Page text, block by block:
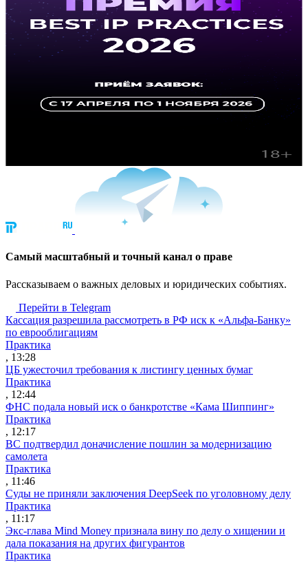
Cамый масштабный и точный канал о праве
Рассказываем о важных деловых и юридических событиях.
Перейти в Telegram
Кассация разрешила рассмотреть в РФ иск к «Альфа-Банку»
по еврооблигациям
Практика
, 13:28
ЦБ ужесточил требования к листингу ценных бумаг
Практика
, 12:44
ФНС подала новый иск о банкротстве «Кама Шиппинг»
Практика
, 12:17
ВС подтвердил доначисление пошлин за модернизацию
самолета
Практика
, 11:46
Суды не приняли заключения DeepSeek по уголовному делу
Практика
, 11:17
Экс-глава Mind Money признала вину по делу о хищении и
дала показания на других фигурантов
Практика